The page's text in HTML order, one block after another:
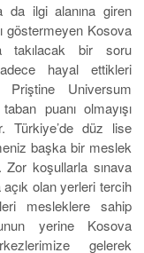
da ilgi alanına giren
göstermeyen Kosova
takılacak bir soru
hayal ettikleri
Priştine Universum
puanı olmayışı
Türkiye’de düz lise
başka bir meslek
Zor koşullarla sınava
olan yerleri tercih
mesleklere sahip
yerine Kosova
gelerek